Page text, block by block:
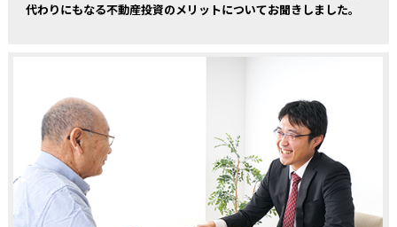
代わりにもなる不動産投資のメリットについてお聞きしました。